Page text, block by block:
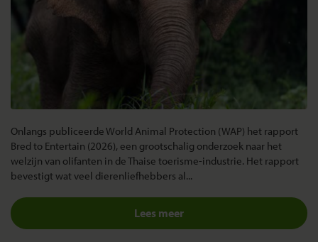
Onlangs publiceerde World Animal Protection (WAP) het rapport
Bred to Entertain (2026), een grootschalig onderzoek naar het
welzijn van olifanten in de Thaise toerisme-industrie. Het rapport
bevestigt wat veel dierenliefhebbers al...
Lees meer